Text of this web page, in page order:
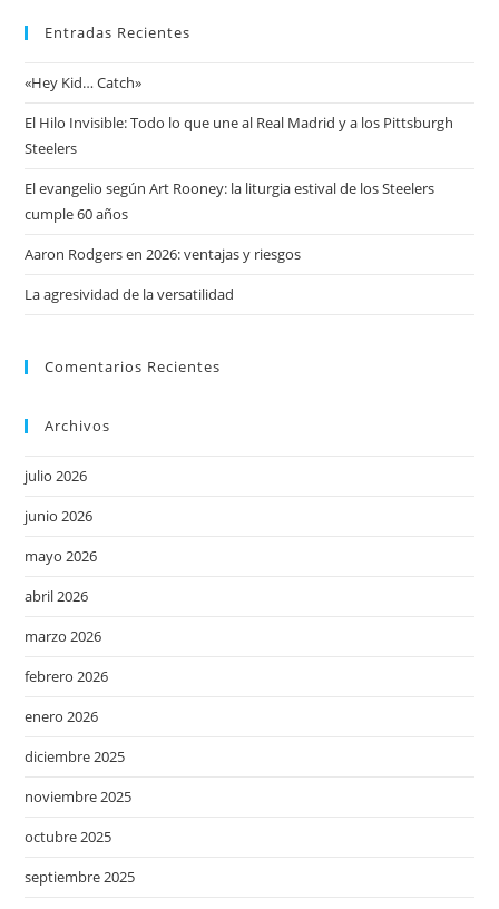
Entradas Recientes
«Hey Kid… Catch»
El Hilo Invisible: Todo lo que une al Real Madrid y a los Pittsburgh
Steelers
El evangelio según Art Rooney: la liturgia estival de los Steelers
cumple 60 años
Aaron Rodgers en 2026: ventajas y riesgos
La agresividad de la versatilidad
Comentarios Recientes
Archivos
julio 2026
junio 2026
mayo 2026
abril 2026
marzo 2026
febrero 2026
enero 2026
diciembre 2025
noviembre 2025
octubre 2025
septiembre 2025